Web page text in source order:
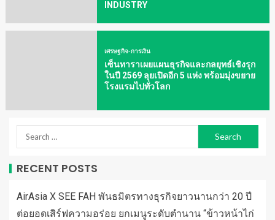
INDUSTRY
เศรษฐกิจ-การเงิน
เซ็นทาราเผยแผนธุรกิจและกลยุทธ์เชิงรุก
ในปี 2569 ลุยเปิดอีก 5 แห่ง พร้อมมุ่งขยาย
โรงแรมไปทั่วโลก
RECENT POSTS
AirAsia X SEE FAH พันธมิตรทางธุรกิจยาวนานกว่า 20 ปี
ต่อยอดเสิร์ฟความอร่อย ยกเมนูระดับตำนาน “ข้าวหน้าไก่